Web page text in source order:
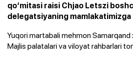
qo‘mitasi raisi Chjao Letszi
delegatsiyaning
Yuqori martabali mehmon
Majlis palatalari va viloyat rahbarlari